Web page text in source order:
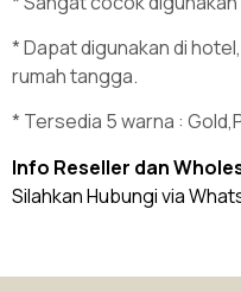
* Dapat digunakan di
rumah tangga.
* Tersedia 5 warna :
Info Reseller dan
Silahkan Hubungi via